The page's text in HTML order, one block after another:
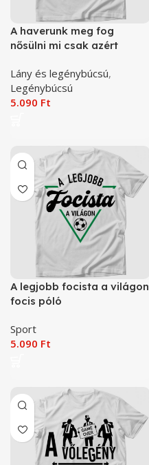
A haverunk meg fog
nősülni mi csak azért
berúgjunk legénybúcsú
póló
Lány és legénybúcsú,
Legénybúcsú
5.090 Ft
A legjobb focista a világon
focis póló
Sport
5.090 Ft